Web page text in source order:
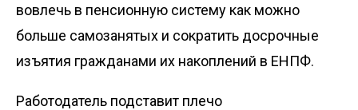
вовлечь в пенсионную систему как можно
больше самозанятых и сократить досрочные
изъятия гражданами их накоплений в ЕНПФ.
Работодатель подставит плечо